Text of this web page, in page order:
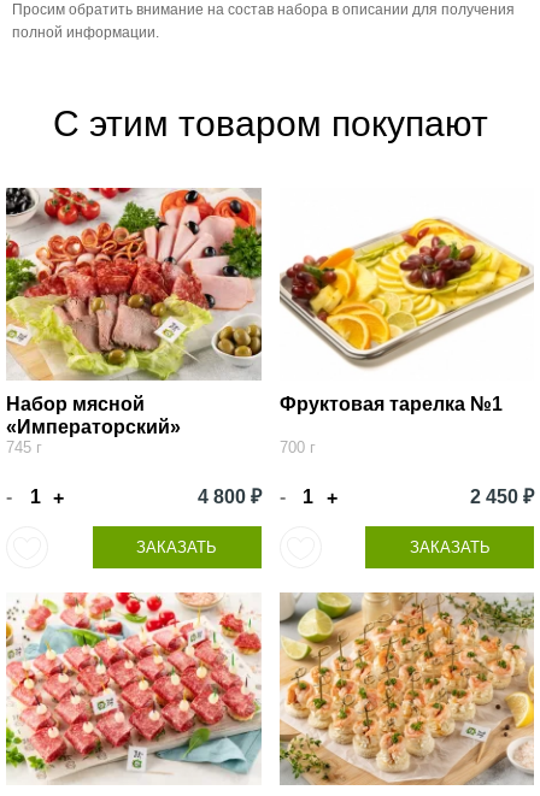
Просим обратить внимание на состав набора в описании для получения
полной информации.
С этим товаром покупают
Набор мясной
«Императорский»
745 г
- + 4 800 ₽
ЗАКАЗАТЬ
Фруктовая тарелка №1
700 г
- + 2 450 ₽
ЗАКАЗАТЬ